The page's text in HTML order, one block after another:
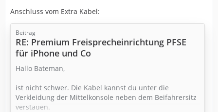
Anschluss vom Extra Kabel:
Beitrag
RE: Premium Freisprecheinrichtung PFSE
für iPhone und Co
Hallo Bateman,
ist nicht schwer. Die Kabel kannst du unter die
Verkleidung der Mittelkonsole neben dem Beifahrersitz
verstauen.